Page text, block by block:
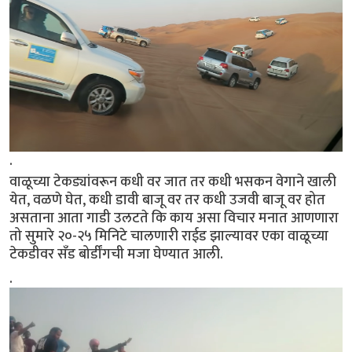
.
वाळूच्या टेकड्यांवरून कधी वर जात तर कधी भसकन वेगाने खाली
येत, वळणे घेत, कधी डावी बाजू वर तर कधी उजवी बाजू वर होत
असताना आता गाडी उलटते कि काय असा विचार मनात आणणारा
तो सुमारे २०-२५ मिनिटे चालणारी राईड झाल्यावर एका वाळूच्या
टेकडीवर सॅंड बोर्डींगची मजा घेण्यात आली.
.